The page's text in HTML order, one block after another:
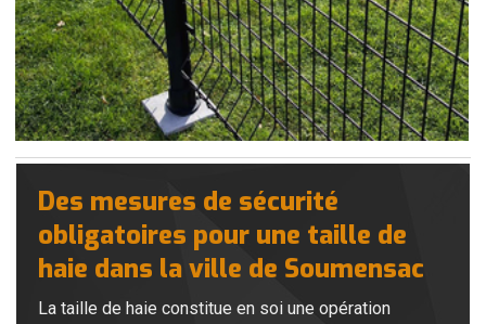
Des mesures de sécurité
obligatoires pour une taille de
haie dans la ville de Soumensac
La taille de haie constitue en soi une opération